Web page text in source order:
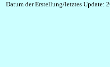
Datum der Erstellung/letztes Update: